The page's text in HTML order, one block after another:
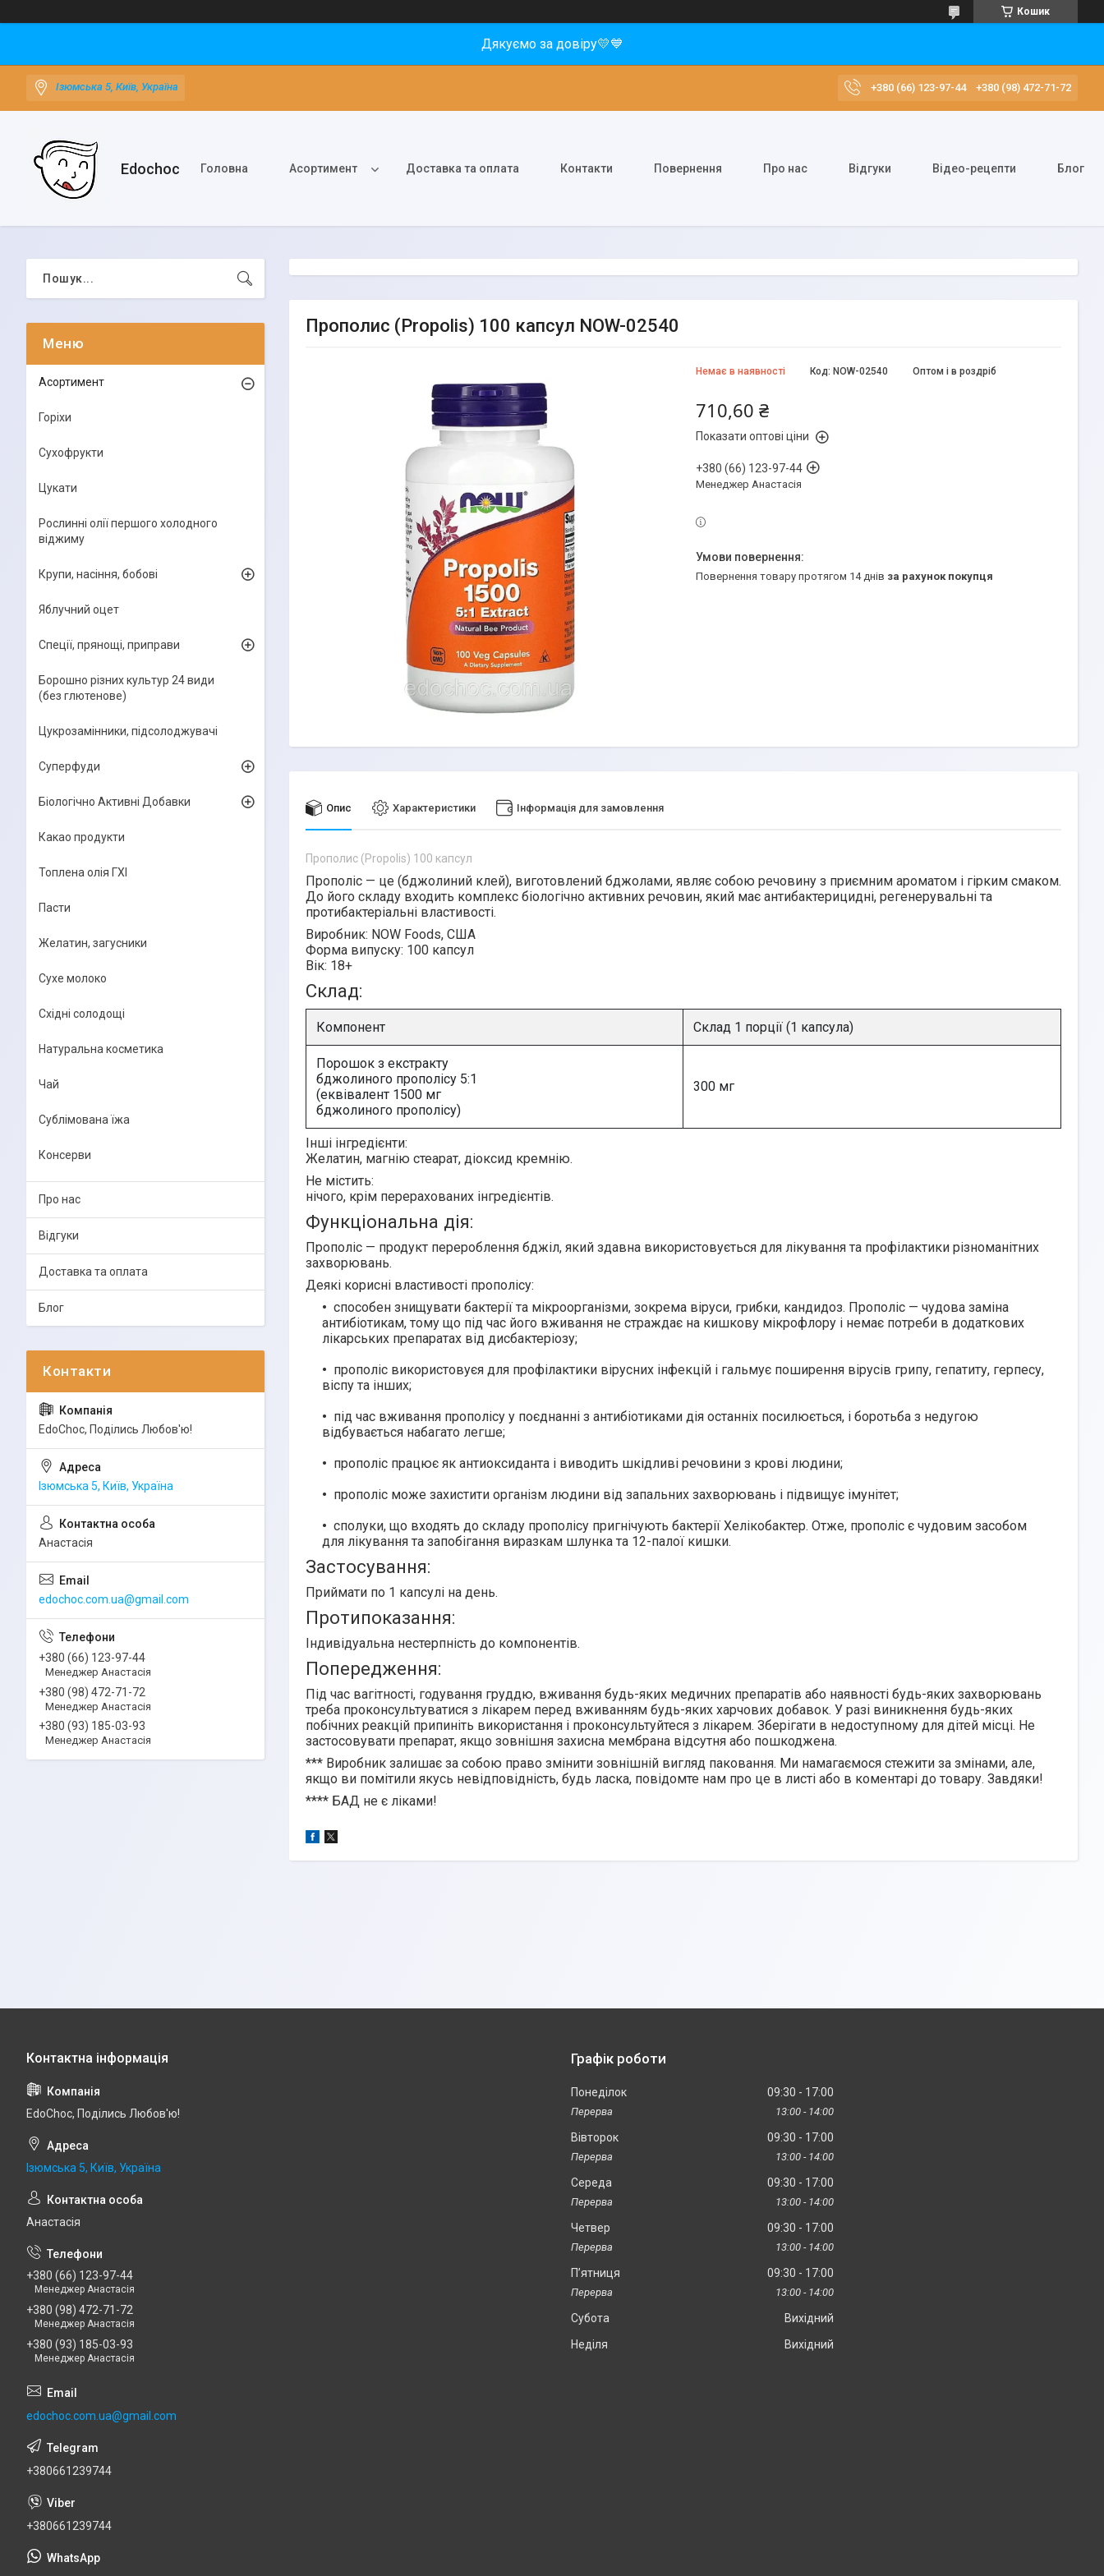
Кошик
Дякуємо за довіру💛💙
Ізюмська 5, Київ, Україна +380 (66) 123-97-44 +380 (98) 472-71-72
Edochoс Головна Асортимент Доставка та оплата Контакти Повернення Про нас Відгуки Відео-рецепти Блог
Прополис (Propolis) 100 капсул NOW-02540
Немає в наявності Оптом і в роздріб
Код: NOW-02540
710,60 ₴
Показати оптові ціни
+380 (66) 123-97-44
Менеджер Анастасія
повернення товару протягом 14 днів за рахунок покупця
Опис Характеристики Інформація для замовлення
Прополис (Propolis) 100 капсул
Прополіс — це (бджолиний клей), виготовлений бджолами, являє собою речовину з приємним ароматом і гірким смаком.
До його складу входить комплекс біологічно активних речовин, який має антибактерицидні, регенерувальні та
протибактеріальні властивості.
Виробник: NOW Foods, США
Форма випуску: 100 капсул
Вік: 18+
Склад:
Компонент Склад 1 порції (1 капсула)
Порошок з екстракту
бджолиного прополісу 5:1
(еквівалент 1500 мг
бджолиного прополісу)
300 мг
Інші інгредієнти:
Желатин, магнію стеарат, діоксид кремнію.
Не містить:
нічого, крім перерахованих інгредієнтів.
Функціональна дія:
Прополіс — продукт перероблення бджіл, який здавна використовується для лікування та профілактики різноманітних
захворювань.
Деякі корисні властивості прополісу:
способен знищувати бактерії та мікроорганізми, зокрема віруси, грибки, кандидоз. Прополіс — чудова заміна
антибіотикам, тому що під час його вживання не страждає на кишкову мікрофлору і немає потреби в додаткових
лікарських препаратах від дисбактеріозу;
прополіс використовуєя для профілактики вірусних інфекцій і гальмує поширення вірусів грипу, гепатиту, герпесу,
віспу та інших;
під час вживання прополісу у поєднанні з антибіотиками дія останніх посилюється, і боротьба з недугою
відбувається набагато легше;
прополіс працює як антиоксиданта і виводить шкідливі речовини з крові людини;
прополіс може захистити організм людини від запальних захворювань і підвищує імунітет;
сполуки, що входять до складу прополісу пригнічують бактерії Хелікобактер. Отже, прополіс є чудовим засобом
для лікування та запобігання виразкам шлунка та 12-палої кишки.
Застосування:
Приймати по 1 капсулі на день.
Протипоказання:
Індивідуальна нестерпність до компонентів.
Попередження:
Під час вагітності, годування груддю, вживання будь-яких медичних препаратів або наявності будь-яких захворювань
треба проконсультуватися з лікарем перед вживанням будь-яких харчових добавок. У разі виникнення будь-яких
побічних реакцій припиніть використання і проконсультуйтеся з лікарем. Зберігати в недоступному для дітей місці. Не
застосовувати препарат, якщо зовнішня захисна мембрана відсутня або пошкоджена.
*** Виробник залишає за собою право змінити зовнішній вигляд паковання. Ми намагаємося стежити за змінами, але,
якщо ви помітили якусь невідповідність, будь ласка, повідомте нам про це в листі або в коментарі до товару. Завдяки!
**** БАД не є ліками!
Асортимент
Горіхи
Сухофрукти
Цукати
Рослинні олії першого холодного
віджиму
Крупи, насіння, бобові
Яблучний оцет
Спеції, прянощі, приправи
Борошно різних культур 24 види
(без глютенове)
Цукрозамінники, підсолоджувачі
Суперфуди
Біологічно Активні Добавки
Какао продукти
Топлена олія ГХІ
Пасти
Желатин, загусники
Сухе молоко
Східні солодощі
Натуральна косметика
Чай
Сублімована їжа
Консерви
Про нас
Відгуки
Доставка та оплата
Блог
EdoСhoc, Поділись Любов'ю!
Ізюмська 5, Київ, Україна
Анастасія
edochoc.com.ua@gmail.com
+380 (66) 123-97-44
Менеджер Анастасія
+380 (98) 472-71-72
Менеджер Анастасія
+380 (93) 185-03-93
Менеджер Анастасія
EdoСhoc, Поділись Любов'ю!
Ізюмська 5, Київ, Україна
Анастасія
+380 (66) 123-97-44
Менеджер Анастасія
+380 (98) 472-71-72
Менеджер Анастасія
+380 (93) 185-03-93
Менеджер Анастасія
edochoc.com.ua@gmail.com
+380661239744
+380661239744
Графік роботи
Понеділок 09:30 17:00
13:00 14:00
Вівторок 09:30 17:00
13:00 14:00
Середа 09:30 17:00
13:00 14:00
Четвер 09:30 17:00
13:00 14:00
Пʼятниця 09:30 17:00
13:00 14:00
Субота
Вихідний
Неділя
Вихідний